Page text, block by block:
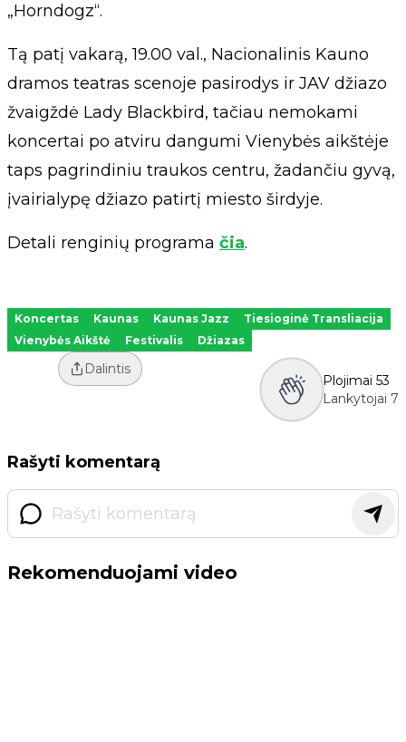
„Horndogz“.
Tą patį vakarą, 19.00 val., Nacionalinis Kauno
dramos teatras scenoje pasirodys ir JAV džiazo
žvaigždė Lady Blackbird, tačiau nemokami
koncertai po atviru dangumi Vienybės aikštėje
taps pagrindiniu traukos centru, žadančiu gyvą,
įvairialypę džiazo patirtį miesto širdyje.
Detali renginių programa čia.
Koncertas Kaunas Kaunas Jazz
Tiesioginė Transliacija
Vienybės Aikštė
Festivalis Džiazas
Dalintis
Plojimai 53
Lankytojai 7
Rašyti komentarą
Rekomenduojami video